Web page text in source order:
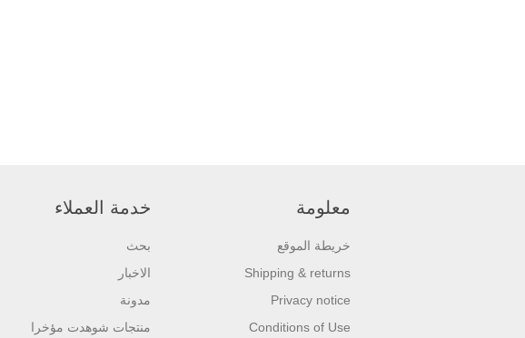
معلومة
خريطة الموقع
Shipping & returns
Privacy notice
Conditions of Use
خدمة العملاء
بحث
الاخبار
مدونة
منتجات شوهدت مؤخرا